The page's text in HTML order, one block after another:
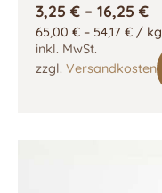
3,25 € – 16,25 €
65,00 € – 54,17 € / kg
inkl. MwSt.
zzgl. Versandkosten